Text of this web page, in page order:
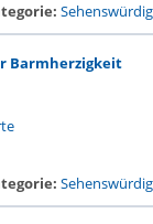
Barmherzigkeit